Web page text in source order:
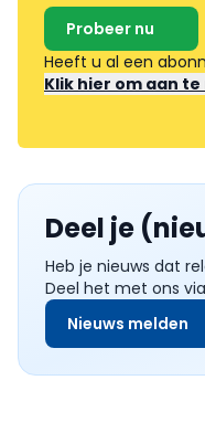
Probeer nu
Heeft u al een
Klik hier om aan
Deel je
Heb je nieuws dat
Deel het met ons
Nieuws melden